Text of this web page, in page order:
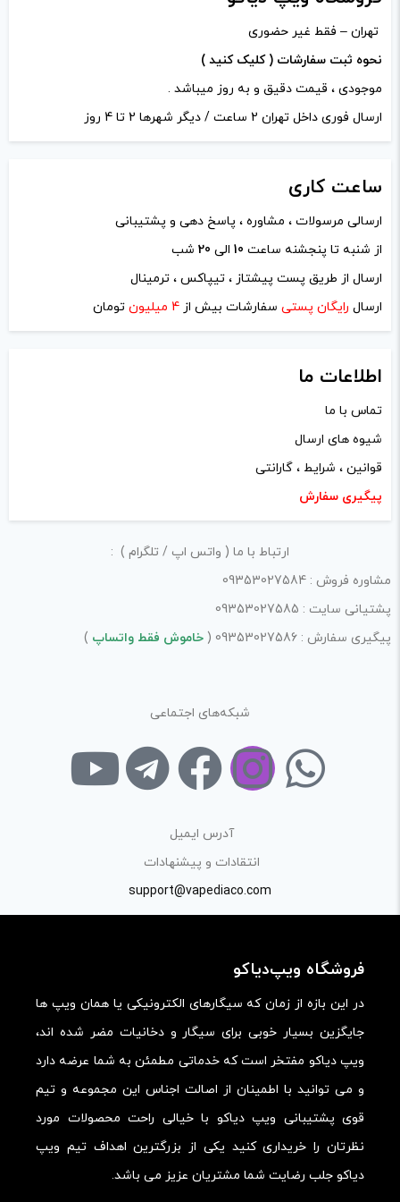
تهران – فقط غیر حضوری
نحوه ثبت سفارشات ( کلیک کنید )
موجودی ، قیمت دقیق و به روز میباشد .
ارسال فوری داخل تهران 2 ساعت / دیگر شهرها 2 تا 4 روز
ساعت کاری
ارسالی مرسولات ، مشاوره ، پاسخ دهی و پشتیبانی
از شنبه تا پنجشنه ساعت 10 الی 20 شب
ارسال از طریق پست پیشتاز ، تیپاکس ، ترمینال
ارسال رایگان پستی سفارشات بیش از 4 میلیون تومان
اطلاعات ما
تماس با ما
شیوه های ارسال
قوانین ، شرایط ، گارانتی
پیگیری سفارش
ارتباط با ما ( واتس اپ / تلگرام ) :
مشاوره فروش : 09353027584
پشتیانی سایت : 09353027585
پیگیری سفارش : 09353027586 (
خاموش فقط واتساپ )
شبکه‌های اجتماعی
آدرس ایمیل
انتقادات و پیشنهادات
support@vapediaco.com
فروشگاه ویپ‌دیاکو
در این بازه از زمان که سیگارهای الکترونیکی یا همان ویپ ها
جایگزین بسیار خوبی برای سیگار و دخانیات مضر شده اند،
ویپ دیاکو مفتخر است که خدماتی مطمئن به شما عرضه دارد
و می توانید با اطمینان از اصالت اجناس این مجموعه و تیم
قوی پشتیبانی ویپ دیاکو با خیالی راحت محصولات مورد
نظرتان را خریداری کنید یکی از بزرگترین اهداف تیم ویپ
دیاکو جلب رضایت شما مشتریان عزیز می باشد.